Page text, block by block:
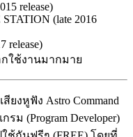
release)
(late 2016
release)
ใช้งานมากมาย
งหูฟัง Astro Command
ม (Program Developer)